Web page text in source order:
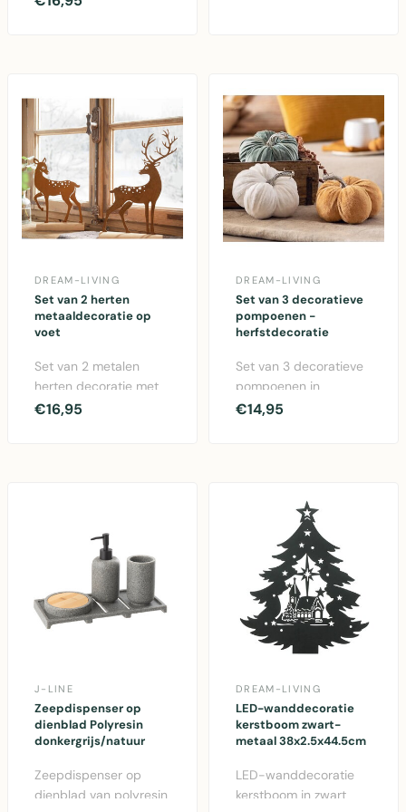
DREAM-LIVING
Set van 2 herten
metaaldecoratie op
voet
Set van 2 metalen
herten decoratie met
voet in twee formaten
€16,95
DREAM-LIVING
Set van 3 decoratieve
pompoenen -
herfstdecoratie
Set van 3 decoratieve
pompoenen in
fluweelzachte textiel
€14,95
J-LINE
Zeepdispenser op
dienblad Polyresin
donkergrijs/natuur
Zeepdispenser op
dienblad van polyresin
DREAM-LIVING
LED-wanddecoratie
kerstboom zwart-
metaal 38x2.5x44.5cm
LED-wanddecoratie
kerstboom in zwart